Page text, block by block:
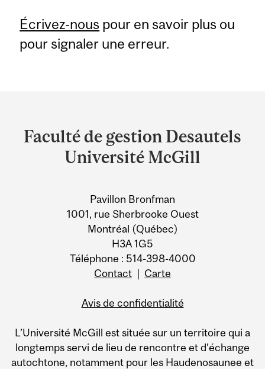
Écrivez-nous pour en savoir plus ou
pour signaler une erreur.
and
University
Faculté de gestion Desautels
Université McGill
Pavillon Bronfman
1001, rue Sherbrooke Ouest
Montréal (Québec)
H3A 1G5
Téléphone : 514-398-4000
Contact | Carte
Avis de confidentialité
L’Université McGill est située sur un territoire qui a
longtemps servi de lieu de rencontre et d’échange
autochtone, notamment pour les Haudenosaunee et